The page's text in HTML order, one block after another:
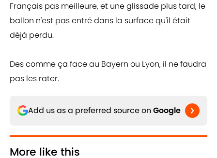
Français pas meilleure, et une glissade plus tard, le
ballon n'est pas entré dans la surface qu'il était
déjà perdu.
Des comme ça face au Bayern ou Lyon, il ne faudra
pas les rater.
Add us as a preferred source on Google
More like this